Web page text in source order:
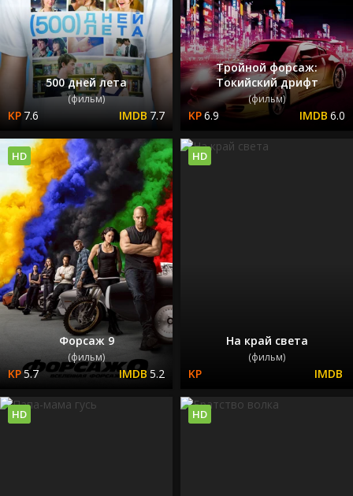
500 дней лета
(фильм)
7.6 7.7
Тройной форсаж:
Токийский дрифт
(фильм)
6.9 6.0
Форсаж 9
(фильм)
5.7 5.2
HD
На край света
(фильм)
HD
HD HD